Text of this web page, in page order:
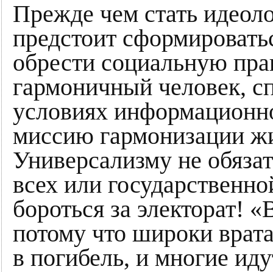
Прежде чем стать
предстоит
обрести социальную
гармоничный человек,
условиях
миссию гармонизации
Универсализму не
всех или
бороться за электорат!
потому что широки
в погибель, и многие